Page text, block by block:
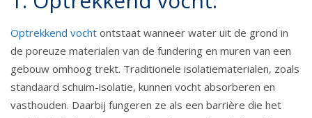
Optrekkend vocht ontstaat wanneer water uit de grond in
de poreuze materialen van de fundering en muren van een
gebouw omhoog trekt. Traditionele isolatiematerialen, zoals
standaard schuim-isolatie, kunnen vocht absorberen en
vasthouden. Daarbij fungeren ze als een barrière die het